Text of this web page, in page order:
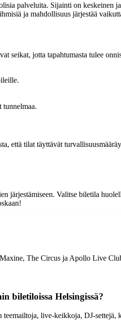
palveluita. Sijainti on keskeinen
ja mahdollisuus järjestää
seikat, jotta tapahtumasta tulee
tunnelmaa.
että tilat täyttävät
järjestämiseen. Valitse biletila
The Circus ja Apollo Live
biletiloissa Helsingissä?
teemailtoja, live-keikkoja, DJ-